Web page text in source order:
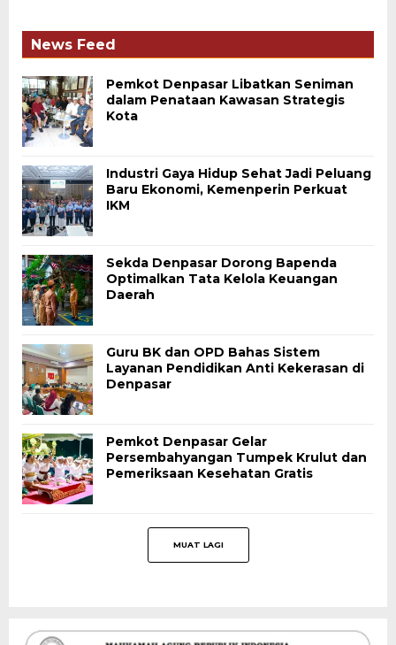
News Feed
Pemkot Denpasar Libatkan Seniman
dalam Penataan Kawasan Strategis
Kota
Industri Gaya Hidup Sehat Jadi Peluang
Baru Ekonomi, Kemenperin Perkuat
IKM
Sekda Denpasar Dorong Bapenda
Optimalkan Tata Kelola Keuangan
Daerah
Guru BK dan OPD Bahas Sistem
Layanan Pendidikan Anti Kekerasan di
Denpasar
Pemkot Denpasar Gelar
Persembahyangan Tumpek Krulut dan
Pemeriksaan Kesehatan Gratis